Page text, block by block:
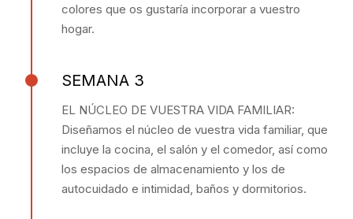
colores que os gustaría incorporar a vuestro
hogar.
SEMANA 3
EL NÚCLEO DE VUESTRA VIDA FAMILIAR:
Diseñamos el núcleo de vuestra vida familiar, que
incluye la cocina, el salón y el comedor, así como
los espacios de almacenamiento y los de
autocuidado e intimidad, baños y dormitorios.